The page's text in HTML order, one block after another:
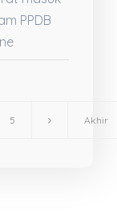
PPDB
5 Akhir